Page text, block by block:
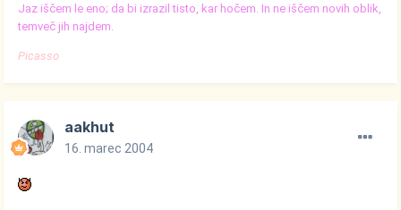
Jaz iščem le eno; da bi izrazil tisto, kar hočem. In ne iščem novih oblik,
temveč jih najdem.
Picasso
aakhut
16. marec 2004